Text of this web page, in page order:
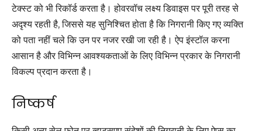
टेक्स्ट को भी रिकॉर्ड करता है। होवरवॉच लक्ष्य डिवाइस पर पूरी तरह से
अदृश्य रहती है, जिससे यह सुनिश्चित होता है कि निगरानी किए गए व्यक्ति
को पता नहीं चले कि उन पर नजर रखी जा रही है। ऐप इंस्टॉल करना
आसान है और विभिन्न आवश्यकताओं के लिए विभिन्न प्रकार के निगरानी
विकल्प प्रदान करता है।
निष्कर्ष